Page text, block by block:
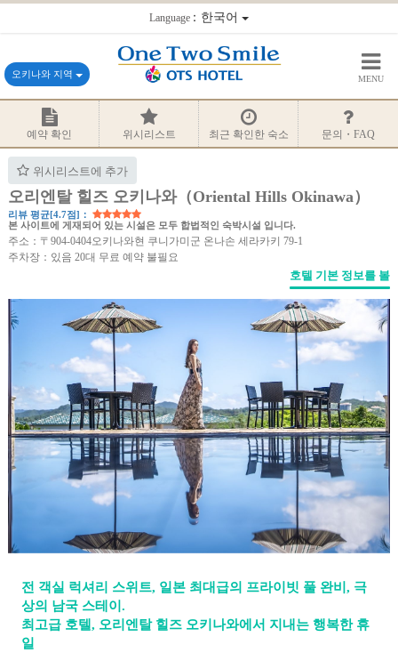
Language：한국어
오키나와 지역 MENU
예약 확인 위시리스트 최근 확인한 숙소 문의・FAQ
위시리스트에 추가
오리엔탈 힐즈 오키나와（Oriental Hills Okinawa）
리뷰 평균[4.7점]：
본 사이트에 게재되어 있는 시설은 모두 합법적인 숙박시설 입니다.
주소：〒904-0404오키나와현 쿠니가미군 온나손 세라카키 79‐1
주차장：있음 20대 무료 예약 불필요
호텔 기본 정보를 볼
전 객실 럭셔리 스위트, 일본 최대급의 프라이빗 풀 완비, 극
상의 남국 스테이.
최고급 호텔, 오리엔탈 힐즈 오키나와에서 지내는 행복한 휴
일